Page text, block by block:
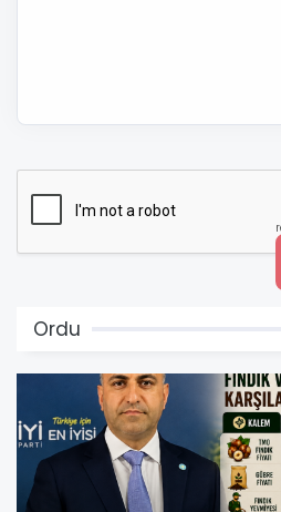
Ordu